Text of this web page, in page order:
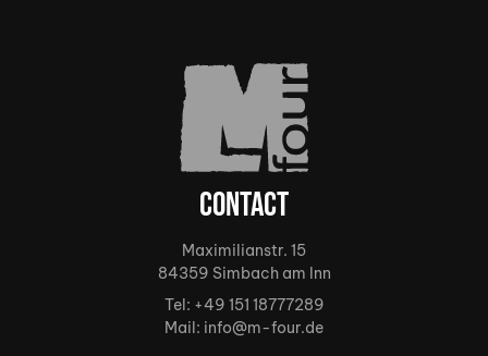
Contact
Maximilianstr. 15
84359 Simbach am Inn
Tel: +49 151 18777289
Mail: info@m-four.de